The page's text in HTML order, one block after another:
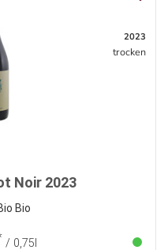
2023
trocken
Noir 2023
Bio
/ 0,75l